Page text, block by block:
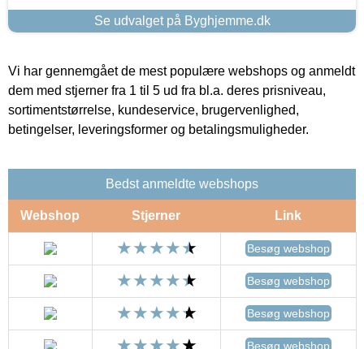
Se udvalget på Byghjemme.dk
Vi har gennemgået de mest populære webshops og anmeldt
dem med stjerner fra 1 til 5 ud fra bl.a. deres prisniveau,
sortimentstørrelse, kundeservice, brugervenlighed,
betingelser, leveringsformer og betalingsmuligheder.
Bedst anmeldte webshops
Webshop Stjerner Link
Besøg webshop
Besøg webshop
Besøg webshop
Besøg webshop